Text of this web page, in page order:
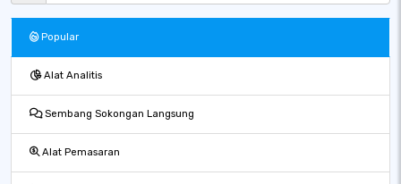
Popular
Alat Analitis
Sembang Sokongan Langsung
Alat Pemasaran